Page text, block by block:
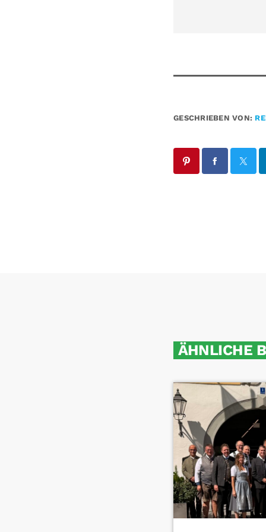
GESCHRIEBEN VON:
ÄHNLICHE